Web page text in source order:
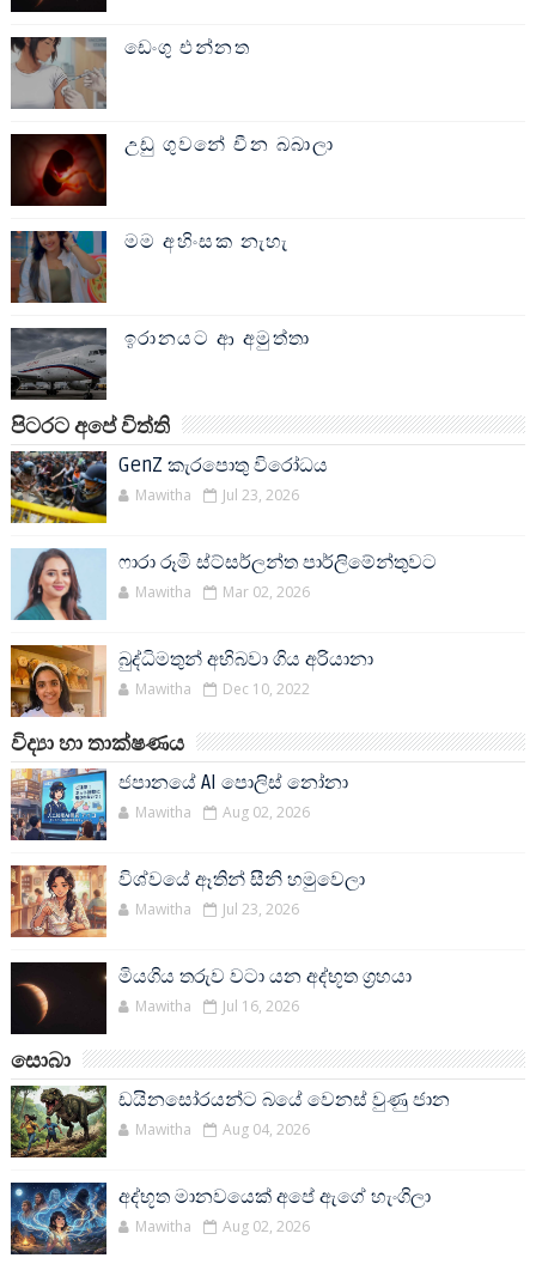
ඩෙංගු එන්නත
උඩු ගුවනේ චීන බබාලා
මම අහිංසක නැහැ
ඉරානයට ආ අමුත්තා
පිටරට අපේ විත්ති
GenZ කැරපොතු විරෝධය
Mawitha Jul 23, 2026
ෆාරා රූමි ස්ට්සර්ලන්ත පාර්ලිමේන්තුවට
Mawitha Mar 02, 2026
බුද්ධිමතුන් අභිබවා ගිය අරියානා
Mawitha Dec 10, 2022
විද්‍යා හා තාක්ෂණය
ජපානයේ AI පොලිස් නෝනා
Mawitha Aug 02, 2026
විශ්වයේ ඈතින් සීනි හමුවෙලා
Mawitha Jul 23, 2026
මියගිය තරුව වටා යන අද්භූත ග්‍රහයා
Mawitha Jul 16, 2026
සොබා
ඩයිනසෝරයන්ට බයේ වෙනස් වුණු ජාන
Mawitha Aug 04, 2026
අද්භූත මානවයෙක් අපේ ඇගේ හැංගිලා
Mawitha Aug 02, 2026